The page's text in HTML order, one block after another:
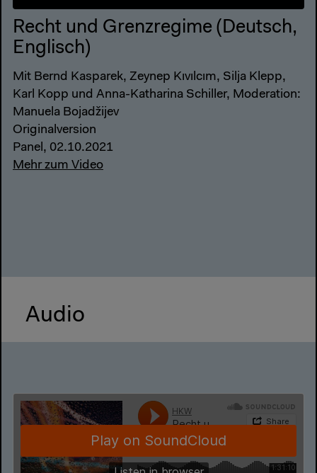
Recht und Grenzregime (Deutsch,
Englisch)
Mit Bernd Kasparek, Zeynep Kıvılcım, Silja Klepp,
Karl Kopp und Anna-Katharina Schiller, Moderation:
Manuela Bojadžijev
Originalversion
Panel, 02.10.2021
Mehr zum Video
Audio